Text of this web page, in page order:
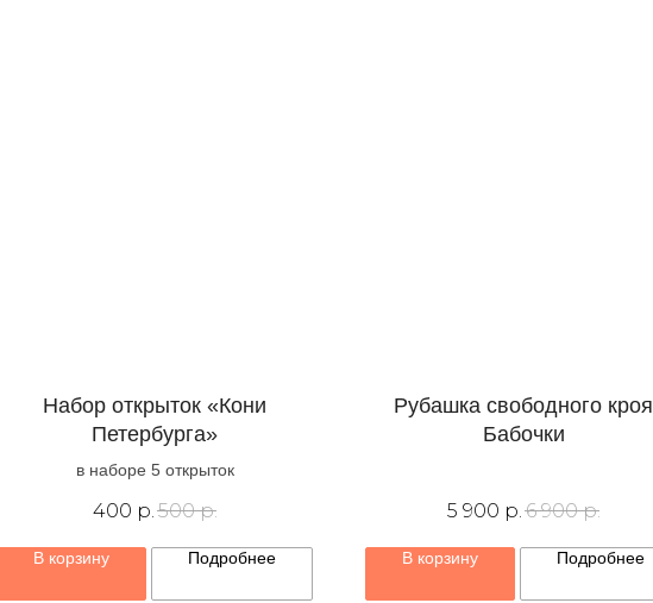
Набор открыток «Кони
Петербурга»
в наборе 5 открыток
400 р.500 р.
В корзину Подробнее
Рубашка свободного кроя
Бабочки
5 900 р.6 900 р.
В корзину Подробнее